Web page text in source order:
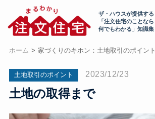
ザ・ハウスが提供する
「注文住宅のことなら
何でもわかる」知識集
ホーム 家づくりのキホン：土地取引のポイント
土地取引のポイント 2023/12/23
土地の取得まで